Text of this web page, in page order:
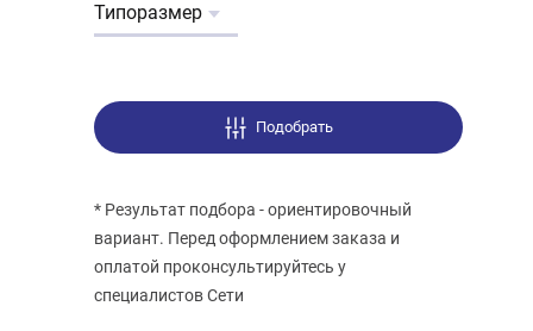
Типоразмер
Подобрать
* Результат подбора - ориентировочный
вариант. Перед оформлением заказа и
оплатой проконсультируйтесь у
специалистов Сети